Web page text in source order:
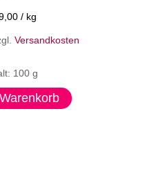
/l
Versandkosten
75 ml